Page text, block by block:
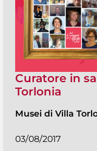
Curatore in
Torlonia
Musei di Villa
03/08/2017